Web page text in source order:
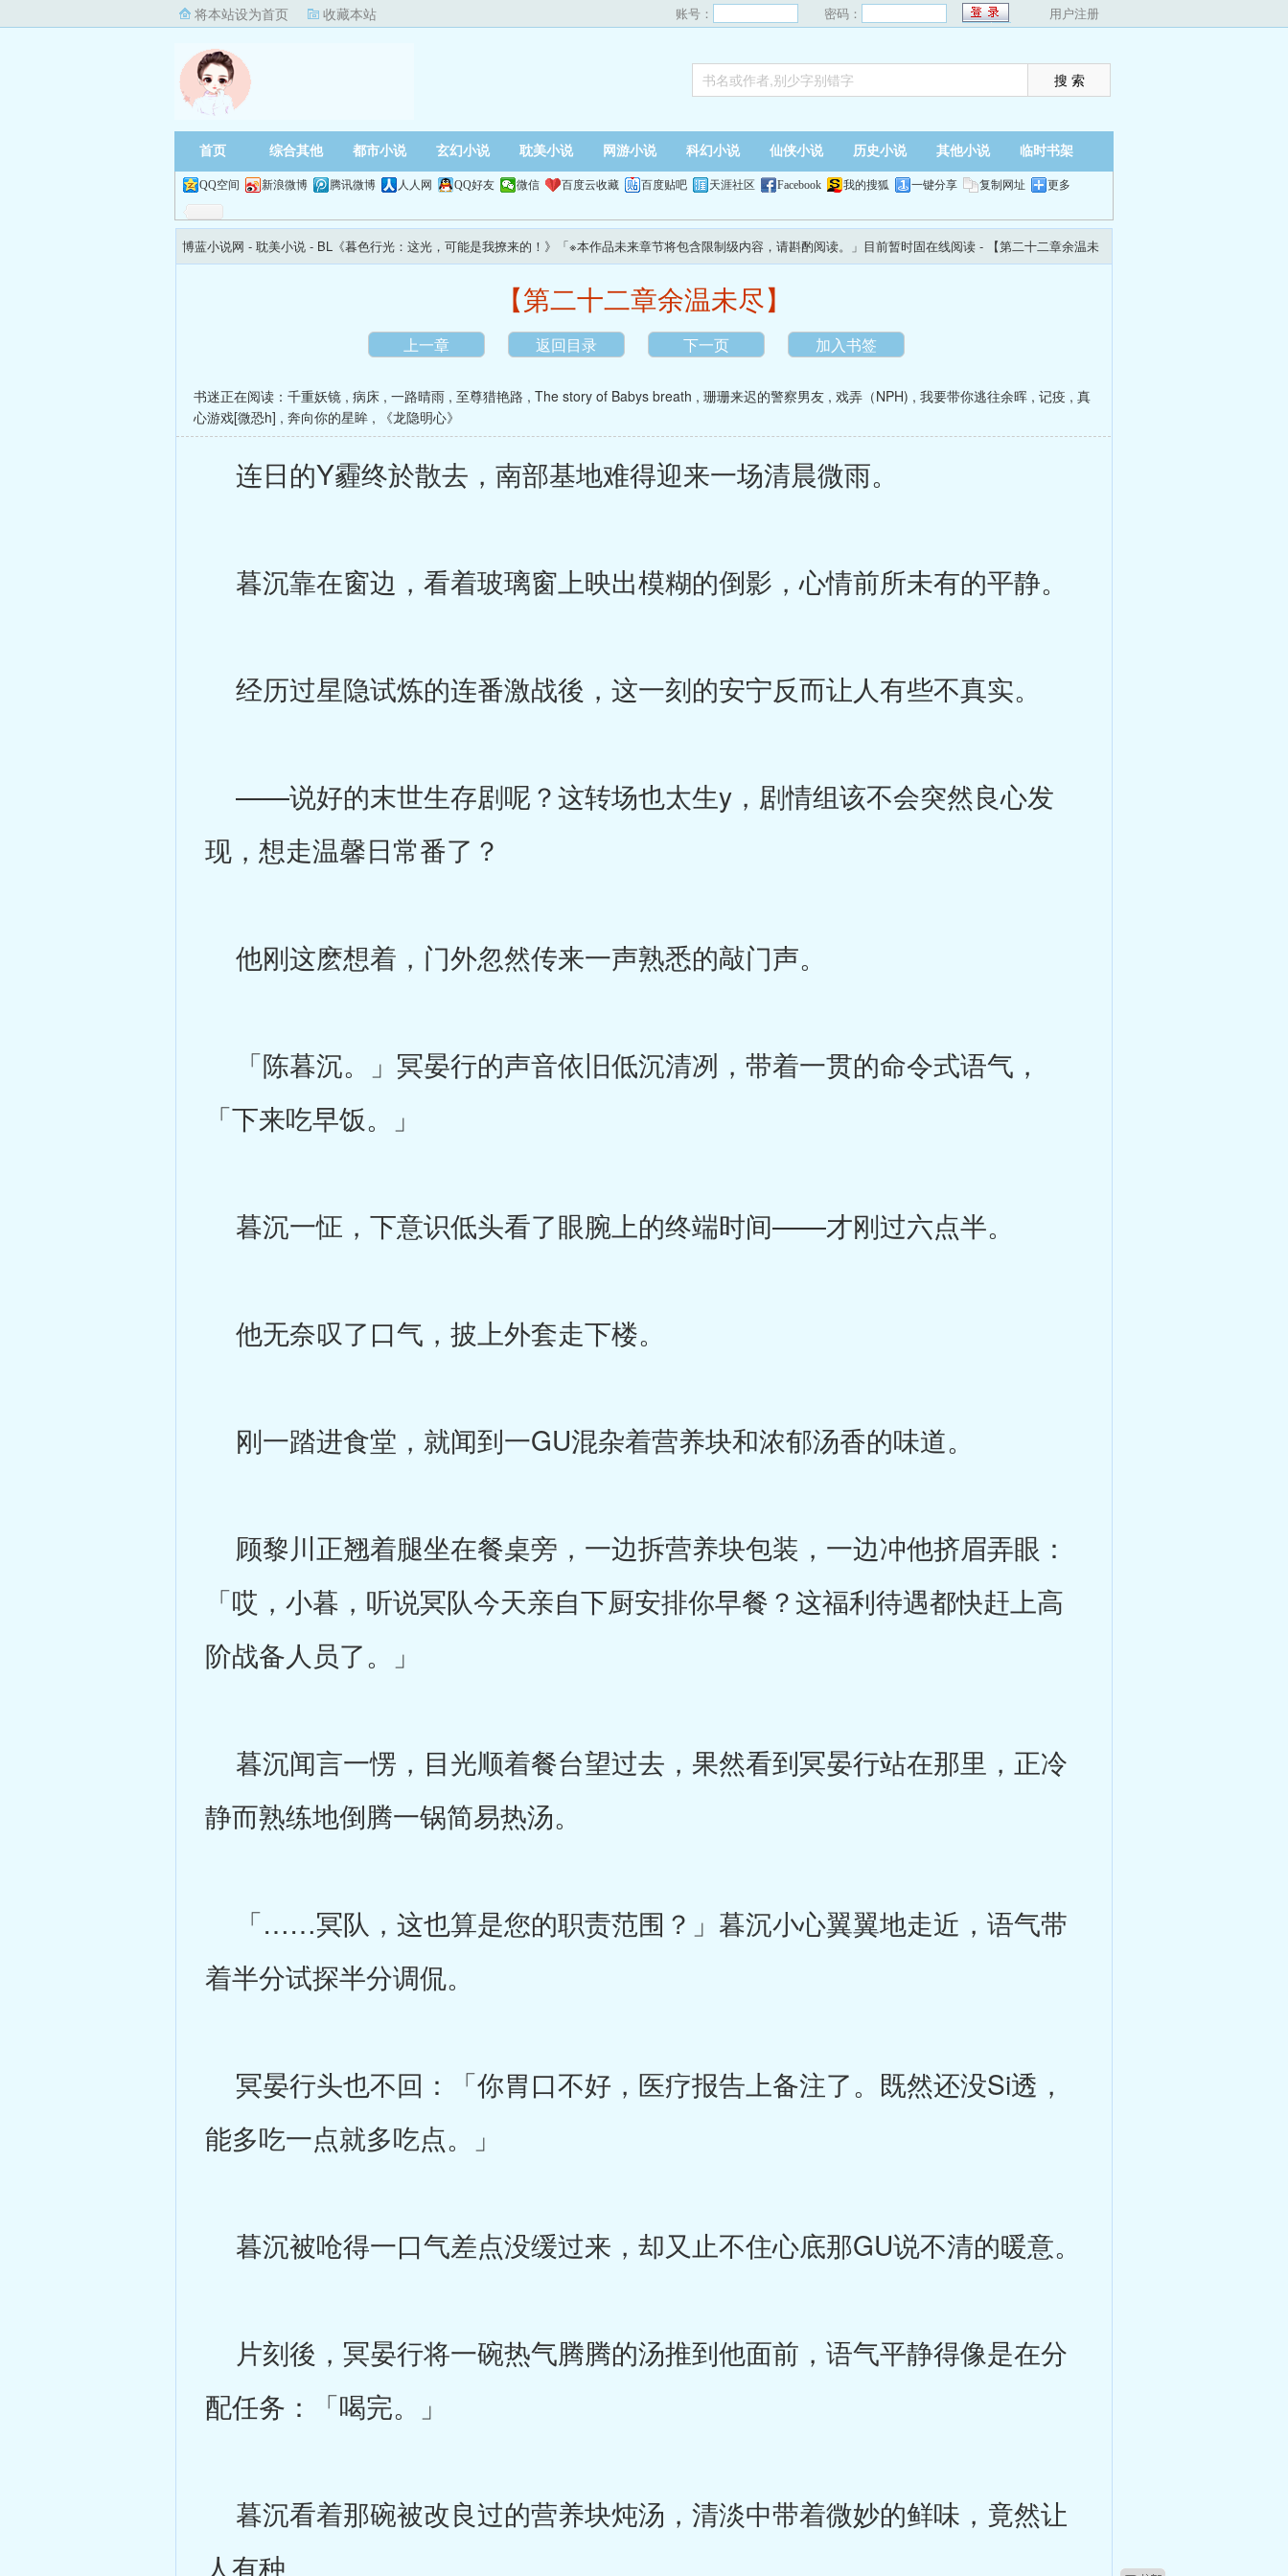
将本站设为首页 收藏本站 账号： 密码： 用户注册
首页 综合其他 都市小说 玄幻小说 耽美小说 网游小说 科幻小说 仙侠小说 历史小说 其他小说 临时书架
QQ空间 新浪微博 腾讯微博 人人网 QQ好友 微信 百度云收藏 百度贴吧 天涯社区 Facebook 我的搜狐 一键分享 复制网址 更多
博蓝小说网 - 耽美小说 - BL《暮色行光：这光，可能是我撩来的！》「※本作品未来章节将包含限制级内容，请斟酌阅读。」目前暂时固在线阅读 - 【第二十二章余温未
【第二十二章余温未尽】
上一章 返回目录 下一页 加入书签
书迷正在阅读： 千重妖镜 , 病床 , 一路晴雨 , 至尊猎艳路 , The story of Babys breath , 珊珊来迟的警察男友 , 戏弄（NPH) , 我要带你逃往余晖 , 记疫 , 真
心游戏[微恐h] , 奔向你的星眸 , 《龙隐明心》
连日的Y霾终於散去，南部基地难得迎来一场清晨微雨。
暮沉靠在窗边，看着玻璃窗上映出模糊的倒影，心情前所未有的平静。
经历过星隐试炼的连番激战後，这一刻的安宁反而让人有些不真实。
——说好的末世生存剧呢？这转场也太生y，剧情组该不会突然良心发
现，想走温馨日常番了？
他刚这麽想着，门外忽然传来一声熟悉的敲门声。
「陈暮沉。」冥晏行的声音依旧低沉清冽，带着一贯的命令式语气，
「下来吃早饭。」
暮沉一怔，下意识低头看了眼腕上的终端时间——才刚过六点半。
他无奈叹了口气，披上外套走下楼。
刚一踏进食堂，就闻到一GU混杂着营养块和浓郁汤香的味道。
顾黎川正翘着腿坐在餐桌旁，一边拆营养块包装，一边冲他挤眉弄眼：
「哎，小暮，听说冥队今天亲自下厨安排你早餐？这福利待遇都快赶上高
阶战备人员了。」
暮沉闻言一愣，目光顺着餐台望过去，果然看到冥晏行站在那里，正冷
静而熟练地倒腾一锅简易热汤。
「……冥队，这也算是您的职责范围？」暮沉小心翼翼地走近，语气带
着半分试探半分调侃。
冥晏行头也不回：「你胃口不好，医疗报告上备注了。既然还没Si透，
能多吃一点就多吃点。」
暮沉被呛得一口气差点没缓过来，却又止不住心底那GU说不清的暖意。
片刻後，冥晏行将一碗热气腾腾的汤推到他面前，语气平静得像是在分
配任务：「喝完。」
暮沉看着那碗被改良过的营养块炖汤，清淡中带着微妙的鲜味，竟然让
人有种